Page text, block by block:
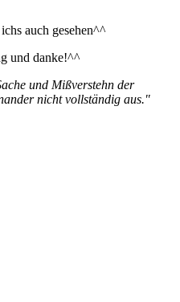
auch gesehen^^
und danke!^^
und Mißverstehn der
nicht vollständig aus."